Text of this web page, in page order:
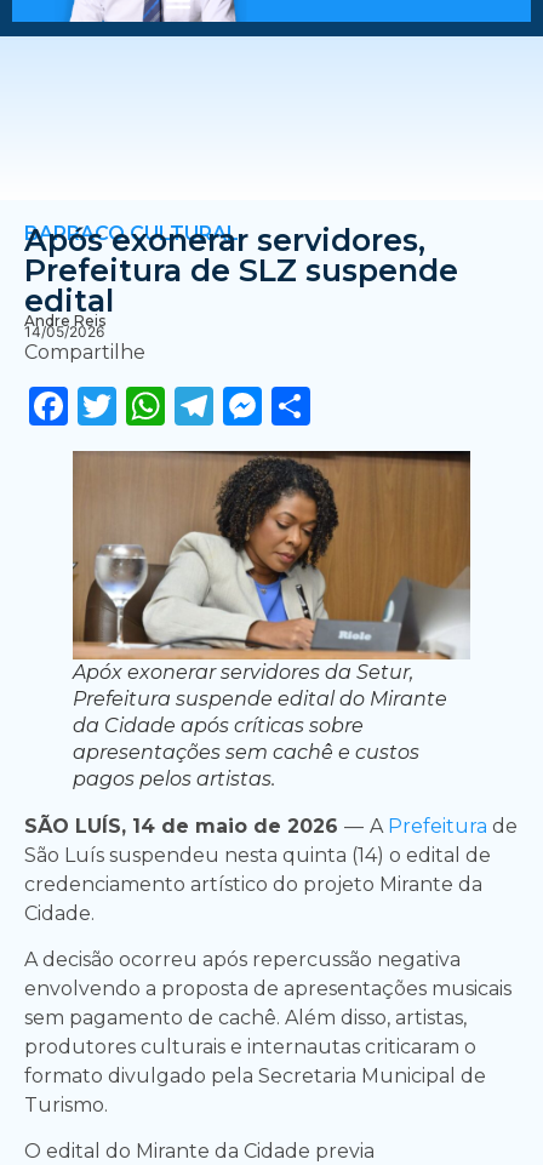
BARRACO CULTURAL
Após exonerar servidores,
Prefeitura de SLZ suspende
edital
Andre Reis
14/05/2026
Compartilhe
Facebook
Twitter
WhatsApp
Telegram
Messenger
Apóx exonerar servidores da Setur,
Prefeitura suspende edital do Mirante
da Cidade após críticas sobre
apresentações sem cachê e custos
pagos pelos artistas.
SÃO LUÍS, 14 de maio de 2026 — A Prefeitura de
São Luís suspendeu nesta quinta (14) o edital de
credenciamento artístico do projeto Mirante da
Cidade.
A decisão ocorreu após repercussão negativa
envolvendo a proposta de apresentações musicais
sem pagamento de cachê. Além disso, artistas,
produtores culturais e internautas criticaram o
formato divulgado pela Secretaria Municipal de
Turismo.
O edital do Mirante da Cidade previa